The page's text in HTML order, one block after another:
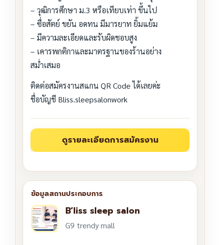
– วุฒิการศึกษา ม.3 หรือเทียบเท่า ขึ้นไป
– ซื่อสัตย์ ขยัน อดทน มีมารยาท ยิ้มแย้ม
– มีความละเอียดและรับผิดชอบสูง
– เคารพกติกาและมาตรฐานของร้านอย่าง
สม่ำเสมอ
ติดต่อสมัครงานสแกน QR Code ได้เลยค่ะ
ชื่อบัญชี Bliss.sleepsalonwork
B’liss sleep salon
G9 trendy mall